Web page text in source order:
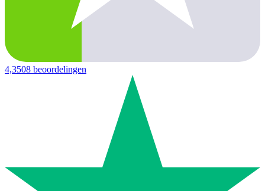
4,3508 beoordelingen